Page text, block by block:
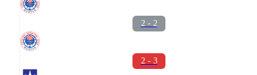
2 - 2
2 - 3